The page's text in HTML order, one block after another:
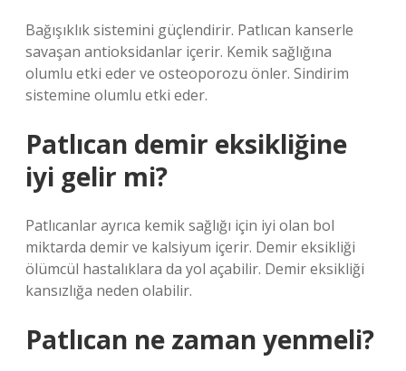
Bağışıklık sistemini güçlendirir. Patlıcan kanserle
savaşan antioksidanlar içerir. Kemik sağlığına
olumlu etki eder ve osteoporozu önler. Sindirim
sistemine olumlu etki eder.
Patlıcan demir eksikliğine
iyi gelir mi?
Patlıcanlar ayrıca kemik sağlığı için iyi olan bol
miktarda demir ve kalsiyum içerir. Demir eksikliği
ölümcül hastalıklara da yol açabilir. Demir eksikliği
kansızlığa neden olabilir.
Patlıcan ne zaman yenmeli?